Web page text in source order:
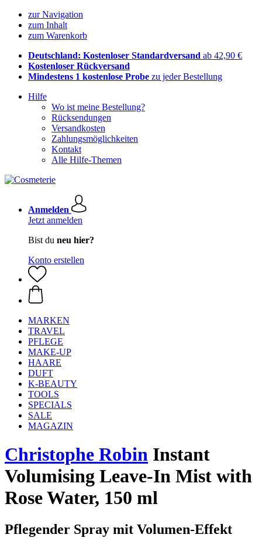
zur Navigation
zum Inhalt
zum Warenkorb
Deutschland: Kostenloser Standardversand ab 42,90 €
Kostenloser Rückversand
Mindestens 1 kostenlose Probe zu jeder Bestellung
Hilfe
Wo ist meine Bestellung?
Rücksendungen
Versandkosten
Zahlungsmöglichkeiten
Kontakt
Alle Hilfe-Themen
Anmelden
Jetzt anmelden
Bist du neu hier?
Konto erstellen
MARKEN
TRAVEL
PFLEGE
MAKE-UP
HAARE
DUFT
K-BEAUTY
TOOLS
SPECIALS
SALE
MAGAZIN
Christophe Robin Instant
Volumising Leave-In Mist with
Rose Water, 150 ml
Pflegender Spray mit Volumen-Effekt